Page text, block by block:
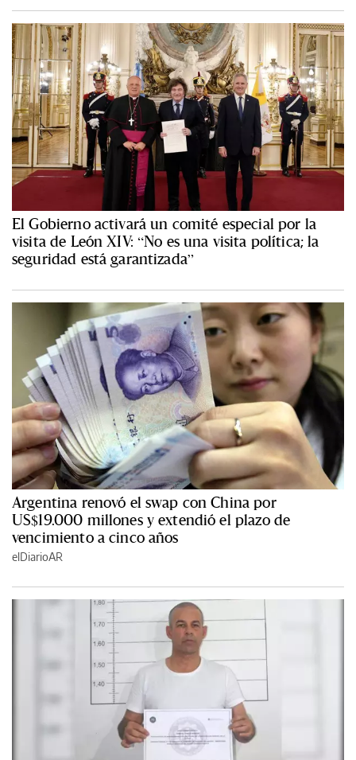
El Gobierno activará un comité especial por la
visita de León XIV: “No es una visita política; la
seguridad está garantizada”
Argentina renovó el swap con China por
US$19.000 millones y extendió el plazo de
vencimiento a cinco años
elDiarioAR